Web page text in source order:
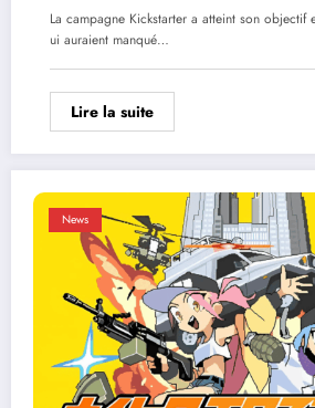
La campagne Kickstarter a atteint son
ui auraient manqué…
Lire la suite
News